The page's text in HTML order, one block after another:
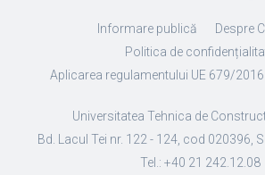
Informare publică
Despre
Politica de
Aplicarea regulamentului UE 679/
Universitatea Tehnica de
Bd. Lacul Tei nr. 122 - 124, cod 020396,
Tel.: +40 21 242.12.08